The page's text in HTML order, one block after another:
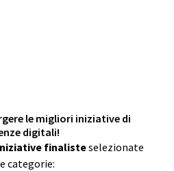
le migliori iniziative di
digitali!
finalisteselezionate
categorie: